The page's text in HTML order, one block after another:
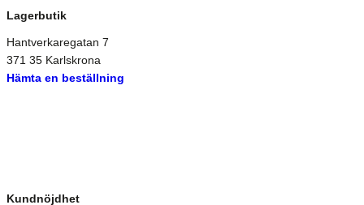
Lagerbutik
Hantverkaregatan 7
371 35 Karlskrona
Hämta en beställning
Kundnöjdhet